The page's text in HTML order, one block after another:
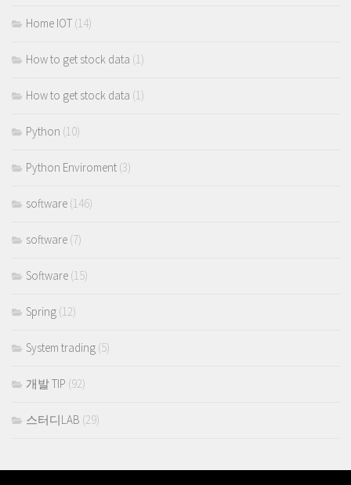
Home IOT (14)
How to get stock data (1)
How to get stock data (1)
Python (10)
Python Enviroment (3)
software (146)
software (7)
Software (15)
Spring (12)
System trading (5)
개발 TIP (92)
스터디LAB (29)